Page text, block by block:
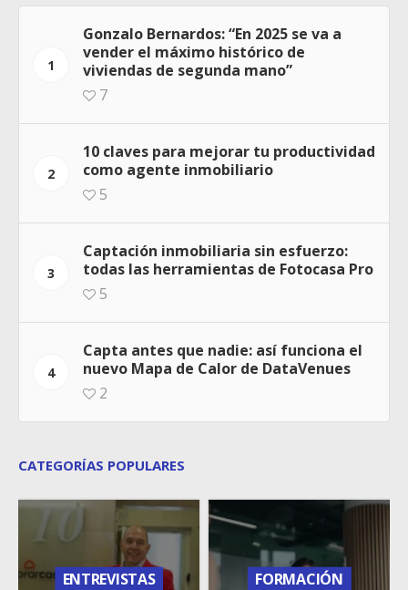
1
Gonzalo Bernardos: “En 2025 se va a
vender el máximo histórico de
viviendas de segunda mano”
7
2
10 claves para mejorar tu productividad
como agente inmobiliario
5
3
Captación inmobiliaria sin esfuerzo:
todas las herramientas de Fotocasa Pro
5
4
Capta antes que nadie: así funciona el
nuevo Mapa de Calor de DataVenues
2
CATEGORÍAS POPULARES
ENTREVISTAS FORMACIÓN